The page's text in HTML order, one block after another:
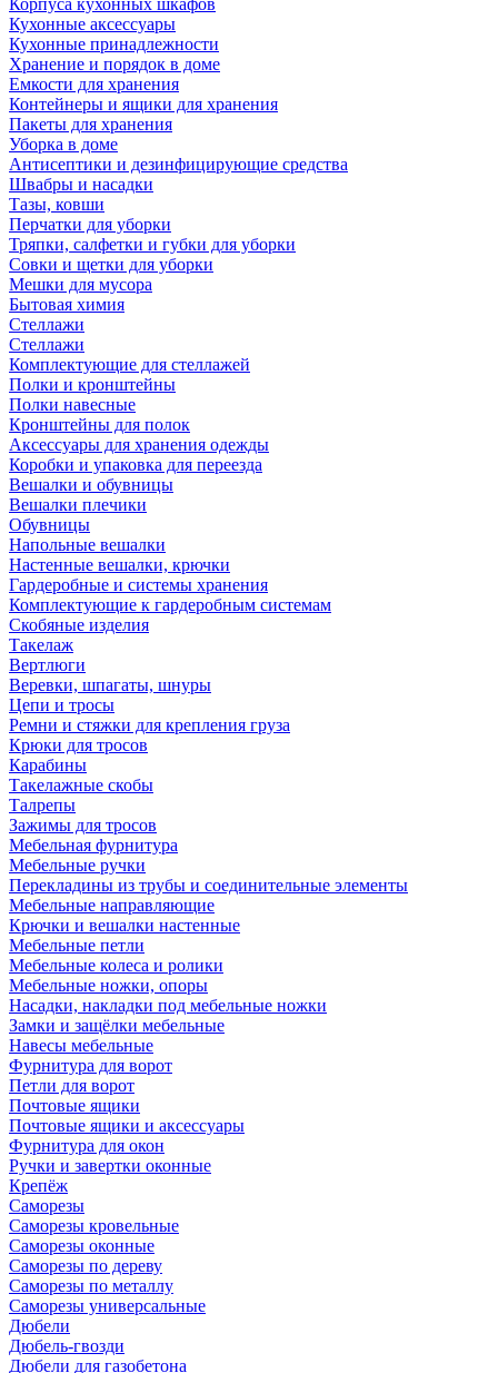
Корпуса кухонных шкафов
Кухонные аксессуары
Кухонные принадлежности
Хранение и порядок в доме
Емкости для хранения
Контейнеры и ящики для хранения
Пакеты для хранения
Уборка в доме
Антисептики и дезинфицирующие средства
Швабры и насадки
Тазы, ковши
Перчатки для уборки
Тряпки, салфетки и губки для уборки
Совки и щетки для уборки
Мешки для мусора
Бытовая химия
Стеллажи
Стеллажи
Комплектующие для стеллажей
Полки и кронштейны
Полки навесные
Кронштейны для полок
Аксессуары для хранения одежды
Коробки и упаковка для переезда
Вешалки и обувницы
Вешалки плечики
Обувницы
Напольные вешалки
Настенные вешалки, крючки
Гардеробные и системы хранения
Комплектующие к гардеробным системам
Скобяные изделия
Такелаж
Вертлюги
Веревки, шпагаты, шнуры
Цепи и тросы
Ремни и стяжки для крепления груза
Крюки для тросов
Карабины
Такелажные скобы
Талрепы
Зажимы для тросов
Мебельная фурнитура
Мебельные ручки
Перекладины из трубы и соединительные элементы
Мебельные направляющие
Крючки и вешалки настенные
Мебельные петли
Мебельные колеса и ролики
Мебельные ножки, опоры
Насадки, накладки под мебельные ножки
Замки и защёлки мебельные
Навесы мебельные
Фурнитура для ворот
Петли для ворот
Почтовые ящики
Почтовые ящики и аксессуары
Фурнитура для окон
Ручки и завертки оконные
Крепёж
Саморезы
Саморезы кровельные
Саморезы оконные
Саморезы по дереву
Саморезы по металлу
Саморезы универсальные
Дюбели
Дюбель-гвозди
Дюбели для газобетона